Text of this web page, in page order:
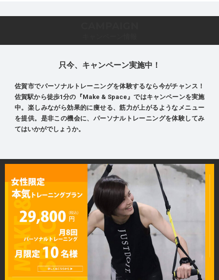
只今、キャンペーン実施中！
佐賀市でパーソナルトレーニングを体験するなら今がチャンス！
佐賀駅から徒歩1分の『Make & Space』ではキャンペーンを実施
中。楽しみながら効果的に痩せる、筋力が上がるようなメニュー
を提供。是非この機会に、パーソナルトレーニングを体験してみ
てはいかがでしょうか。